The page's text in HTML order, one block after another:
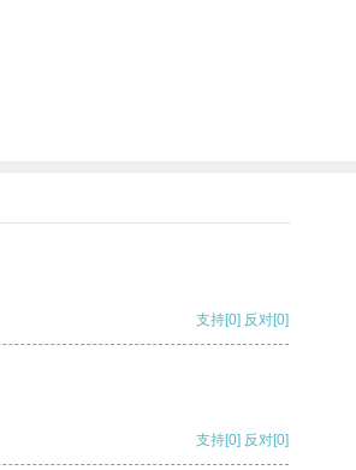
支持[0] 反对[0]
支持[0] 反对[0]